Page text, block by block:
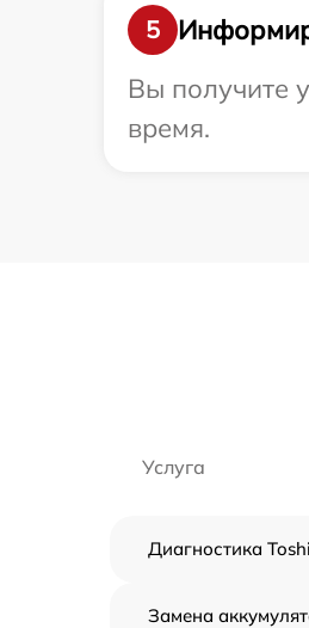
5
Вы получите
время.
Услуга
Диагностика
Замена